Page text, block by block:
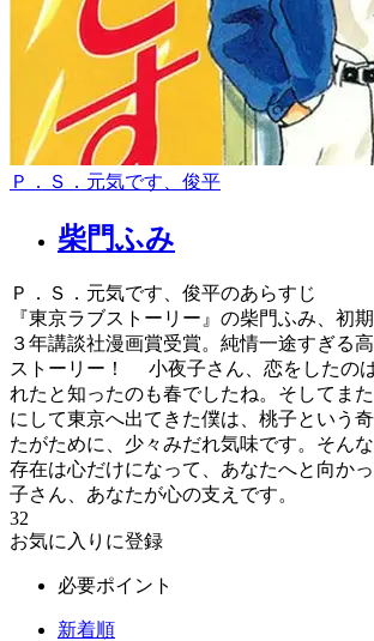
Ｐ．Ｓ．元気です、俊平
柴門ふみ
Ｐ．Ｓ．元気です、俊平のあらすじ
『東京ラブストーリー』の柴門ふみ、初
３年講談社漫画賞受賞。純情一途すぎる
ストーリー！ 小夜子さん、恋をしたの
れたと知ったのも春でしたね。そしてま
にして東京へ出てきた僕は、桃子という
たがために、少々みだれ気味です。そん
存在は心だけになって、あなたへと向か
子さん、あなたが心の支えです。
32
お気に入りに登録
必要ポイント
新着順